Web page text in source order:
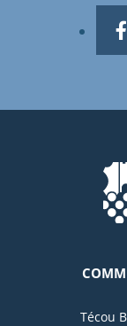
Técou